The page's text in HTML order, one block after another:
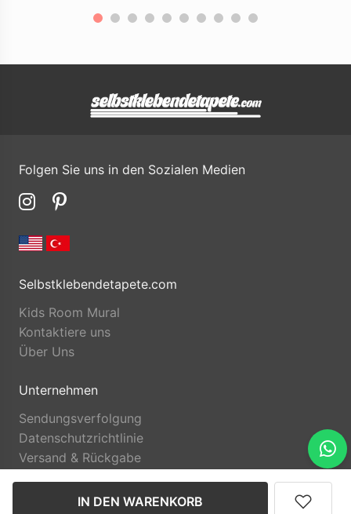
IN DEN WARENKORB
Folgen Sie uns in den Sozialen Medien
Selbstklebendetapete.com
Kids Room Mural
Kontaktiere uns
Über Uns
Unternehmen
Sendungsverfolgung
Datenschutzrichtlinie
Versand & Rückgabe